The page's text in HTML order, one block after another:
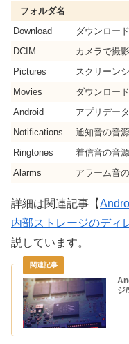
フォルダ名
Download
ダウンロー
DCIM
カメラで撮
Pictures
スクリーン
Movies
ダウンロー
Android
アプリデータ
Notifications
通知音の音
Ringtones
着信音の音
Alarms
アラーム音
詳細は関連記事【
内部ストレージのディ
説しています。
ジ